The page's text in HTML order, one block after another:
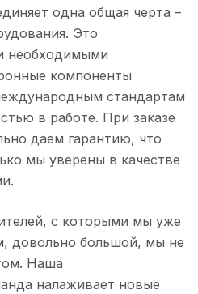
бытовая
и
одна общая черта –
Это
необходимыми
компоненты
стандартам
в работе. При заказе
даем гарантию, что
мы уверены в качестве
с которыми мы уже
довольно большой, мы не
Наша
налаживает новые